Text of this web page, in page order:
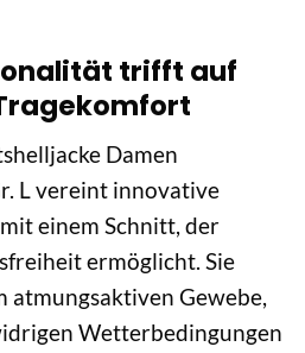
trifft auf
Damen
L vereint innovative
einem Schnitt, der
ermöglicht. Sie
atmungsaktiven Gewebe,
Wetterbedingungen